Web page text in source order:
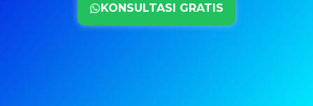
KONSULTASI GRATIS